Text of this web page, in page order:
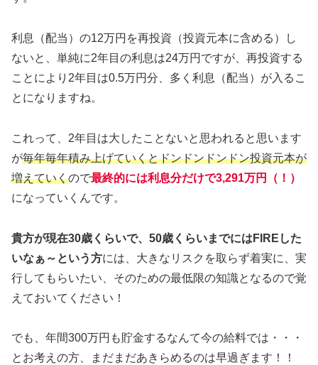
利息（配当）の12万円を再投資（投資元本に含める）し
ないと、単純に2年目の利息は24万円ですが、再投資する
ことにより2年目は0.5万円分、多く利息（配当）が入るこ
とになりますね。
これって、2年目は大したことないと思われると思います
が毎年毎年積み上げていくとドンドンドンドン投資元本が
増えていくので最終的には利息分だけで3,291万円（！）
になっていくんです。
貴方が現在30歳くらいで、50歳くらいまでにはFIREした
いなぁ～という方には、大きなリスクを取らず着実に、実
行してもらいたい、そのための最低限の知識となるので覚
えておいてください！
でも、年間300万円も貯金するなんて今の給料では・・・
とお考えの方、まだまだあきらめるのは早過ぎます！！